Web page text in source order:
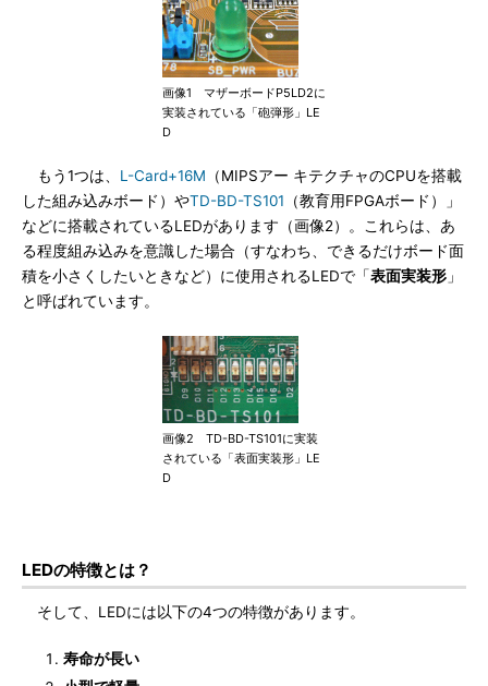
画像1 マザーボードP5LD2に
実装されている「砲弾形」LE
D
もう1つは、 L-Card+16M （MIPSアー キテクチャのCPUを搭載
した組み込みボード）やTD-BD-TS101 （教育用FPGAボード）」
などに搭載されているLEDがあります（画像2）。これらは、あ
る程度組み込みを意識した場合（すなわち、できるだけボード面
積を小さくしたいときなど）に使用されるLEDで「表面実装形 」
と呼ばれています。
画像2 TD-BD-TS101に実装
されている「表面実装形」LE
D
LEDの特徴とは？
そして、LEDには以下の4つの特徴があります。
寿命が長い